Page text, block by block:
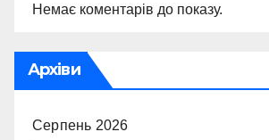
Немає коментарів до показу.
Архіви
Серпень 2026